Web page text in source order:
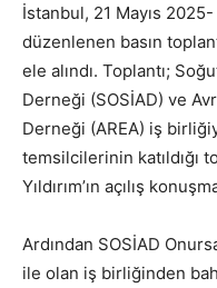
İstanbul, 21 Mayıs
düzenlenen basın
ele alındı. Toplantı;
Derneği (SOSİAD) ve
Derneği (AREA) iş
temsilcilerinin katıldığı
Yıldırım’ın açılış
Ardından SOSİAD
ile olan iş birliğinden